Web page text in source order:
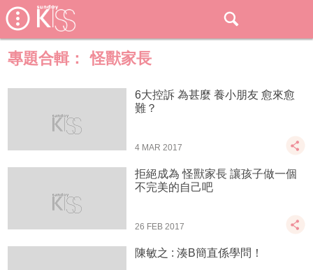
專題合輯： 怪獸家長
6大控訴 為甚麼 養小朋友 愈來愈
難？
4 MAR 2017
拒絕成為 怪獸家長 讓孩子做一個
不完美的自己吧
26 FEB 2017
陳敏之 : 湊B簡直係學問！